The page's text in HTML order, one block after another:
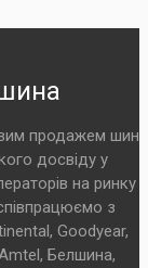
продажем шин
досвіду у
на ринку
з
Goodyear,
Белшина,